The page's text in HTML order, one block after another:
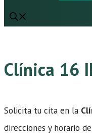
Clínica 16
Solicita tu cita en la
direcciones y horario